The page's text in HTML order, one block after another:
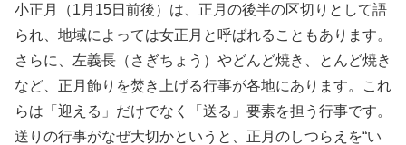
小正月（1月15日前後）は、正月の後半の区切りとして語
られ、地域によっては女正月と呼ばれることもあります。
さらに、左義長（さぎちょう）やどんど焼き、とんど焼き
など、正月飾りを焚き上げる行事が各地にあります。これ
らは「迎える」だけでなく「送る」要素を担う行事です。
送りの行事がなぜ大切かというと、正月のしつらえを“い